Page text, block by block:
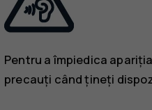
Pentru a împiedica
precauți când țineți